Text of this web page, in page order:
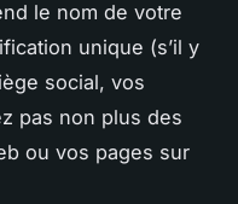
le nom de votre
unique (s’il y
social, vos
pas non plus des
ou vos pages sur